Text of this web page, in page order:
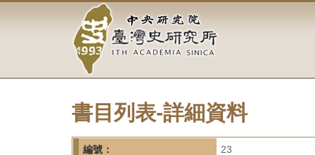
容
中
央
研
究
院-
書目列表-詳細資料
編號： 23